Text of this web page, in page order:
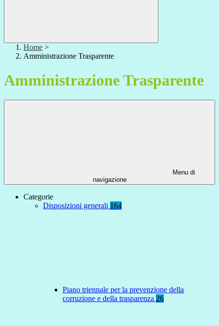
Home >
Amministrazione Trasparente
Amministrazione Trasparente
Menu di
navigazione
Categorie
Disposizioni generali 164
Piano triennale per la prevenzione della
corruzione e della trasparenza 26